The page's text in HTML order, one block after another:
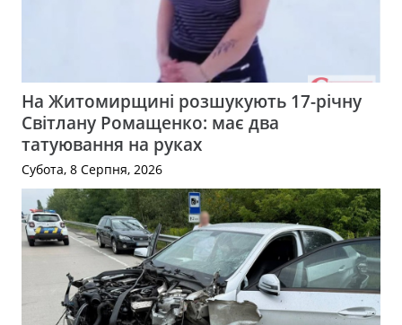
На Житомирщині розшукують 17-річну
Світлану Ромащенко: має два
татуювання на руках
Субота, 8 Серпня, 2026